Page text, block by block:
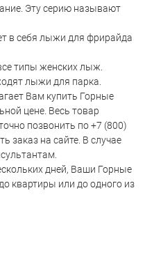
Эту серию называют
в себя лыжи для фрирайда
типы женских лыж.
лыжи для парка.
Вам купить Горные
цене. Весь товар
позвонить по +7 (800)
заказ на сайте. В случае
дней, Ваши Горные
квартиры или до одного из